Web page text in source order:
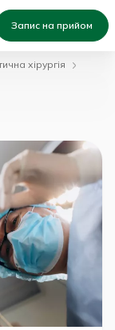
Запис на прийом
хірургія